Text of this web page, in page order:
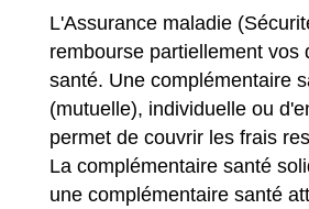
L'Assurance maladie
rembourse partiellement vos
santé. Une complémentaire
(mutuelle), individuelle ou
permet de couvrir les frais
La complémentaire santé
une complémentaire santé